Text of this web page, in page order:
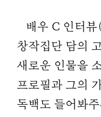
배우 C 인터뷰
창작집단 담의
새로운 인물을
프로필과 그의
독백도 들어봐